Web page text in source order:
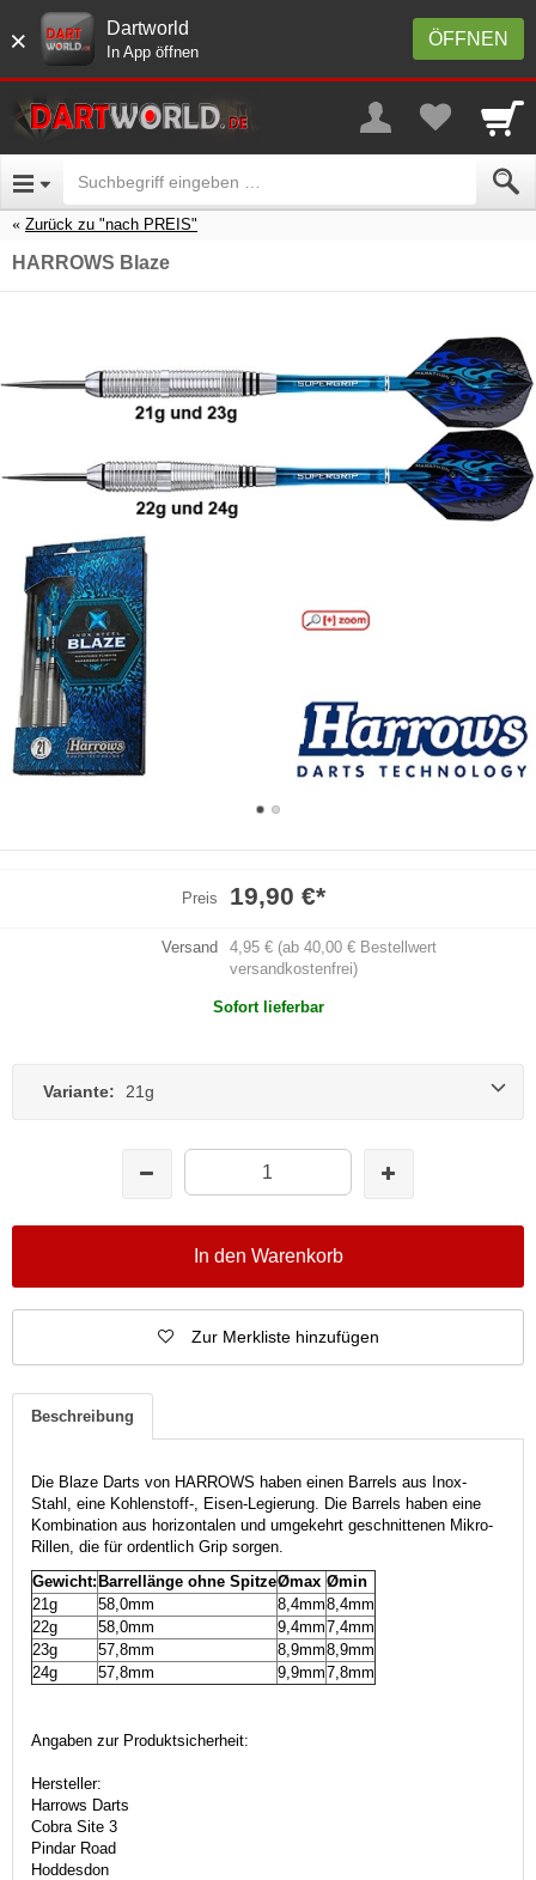
× ÖFFNEN
Dartworld
In App öffnen
Zurück zu "nach PREIS"
HARROWS Blaze
Preis 19,90 €*
Versand
4,95 € (ab 40,00 € Bestellwert
versandkostenfrei)
Sofort lieferbar
Variante: 21g
In den Warenkorb
Zur Merkliste hinzufügen
Beschreibung
Die Blaze Darts von HARROWS haben einen Barrels aus Inox-
Stahl, eine Kohlenstoff-, Eisen-Legierung. Die Barrels haben eine
Kombination aus horizontalen und umgekehrt geschnittenen Mikro-
Rillen, die für ordentlich Grip sorgen.
Gewicht:Barrellänge ohne SpitzeØmax Ømin
21g
58,0mm 8,4mm8,4mm
22g
58,0mm 9,4mm7,4mm
23g
57,8mm 8,9mm8,9mm
24g
57,8mm 9,9mm7,8mm
Angaben zur Produktsicherheit:
Hersteller:
Harrows Darts
Cobra Site 3
Pindar Road
Hoddesdon